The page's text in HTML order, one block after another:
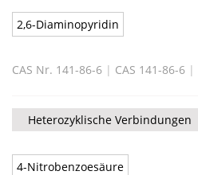
2,6-Diaminopyridin
CAS Nr. 141-86-6 | CAS 141-86-6 |
Heterozyklische Verbindungen
4-Nitrobenzoesäure